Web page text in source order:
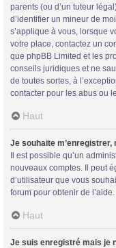
parents (ou d’un tuteur
d’identifier un mineur de
s’applique à vous, lorsque
votre place, contactez un
que phpBB Limited et les
conseils juridiques et ne
de toutes sortes, à
contacter pour les abus ou
Haut
Je souhaite m’enregistrer,
Il est possible qu’un
nouveaux comptes. Il peut
d’utilisateur que vous
forum pour obtenir de l’aide.
Haut
Je suis enregistré mais je